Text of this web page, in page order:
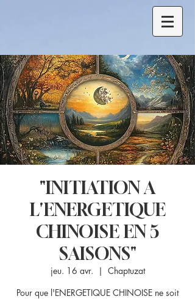
"INITIATION A
L'ENERGETIQUE
CHINOISE EN 5
SAISONS"
jeu. 16 avr.
  |
Chaptuzat
Pour que l'ENERGETIQUE CHINOISE ne soit